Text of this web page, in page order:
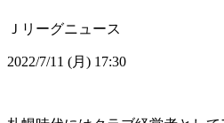
Ｊリーグニュース
2022/7/11 (月) 17:30